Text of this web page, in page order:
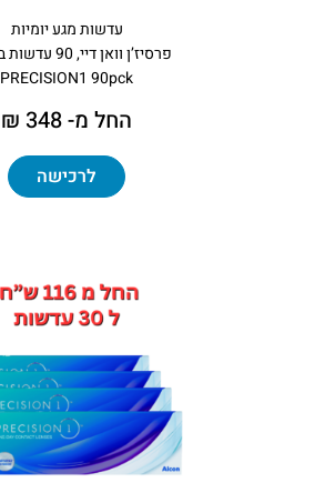
עדשות מגע יומיות
פרסיז’ן וואן דיי, 90 עדשות באריזה
PRECISION1 90pck
החל מ- 348 ₪
לרכישה